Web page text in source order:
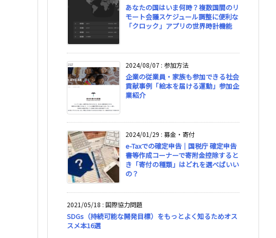
あなたの国はいま何時？複数国間のリ
モート会議スケジュール調整に便利な
「クロック」アプリの世界時計機能
2024/08/07 : 参加方法
企業の従業員・家族も参加できる社会
貢献事例「絵本を届ける運動」参加企
業紹介
2024/01/29 : 募金・寄付
e-Taxでの確定申告｜国税庁 確定申告
書等作成コーナーで寄附金控除すると
き「寄付の種類」はどれを選べばいい
の？
2021/05/18 : 国際協力問題
SDGs（持続可能な開発目標）をもっとよく知るためオス
スメ本16選